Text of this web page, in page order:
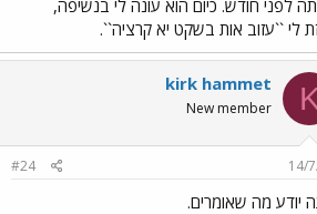
לפני חודש. כיום הוא עונה לי בנשיפה,
לי ``עזוב אות בשקט יא קרציה``.
kirk hammet
New member
14/
#24
יודע מה שאומרים.